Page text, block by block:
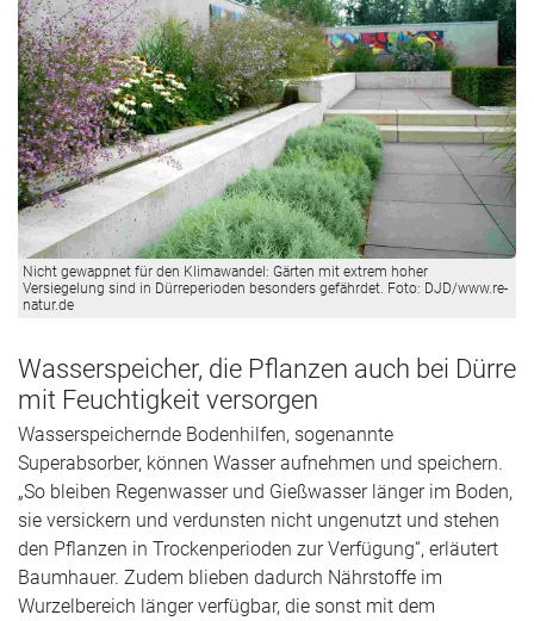
Nicht gewappnet für den Klimawandel: Gärten mit extrem hoher
Versiegelung sind in Dürreperioden besonders gefährdet. Foto: DJD/www.re-
natur.de
Wasserspeicher, die Pflanzen auch bei Dürre
mit Feuchtigkeit versorgen
Wasserspeichernde Bodenhilfen, sogenannte
Superabsorber, können Wasser aufnehmen und speichern.
„So bleiben Regenwasser und Gießwasser länger im Boden,
sie versickern und verdunsten nicht ungenutzt und stehen
den Pflanzen in Trockenperioden zur Verfügung“, erläutert
Baumhauer. Zudem blieben dadurch Nährstoffe im
Wurzelbereich länger verfügbar, die sonst mit dem